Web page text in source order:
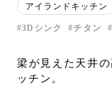
カタログを見る
よくあるご質問
サポート
アイランドキッチン
3Dシンク チタン
梁が見えた天井
ッチン。